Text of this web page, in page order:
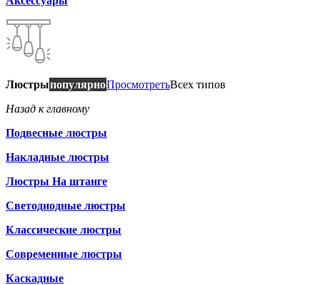
ЛюстрыпопулярноПросмотретьВсех типов
Назад к главному
Подвесные люстры
Накладные люстры
Люстры На штанге
Светодиодные люстры
Классические люстры
Современные люстры
Каскадные